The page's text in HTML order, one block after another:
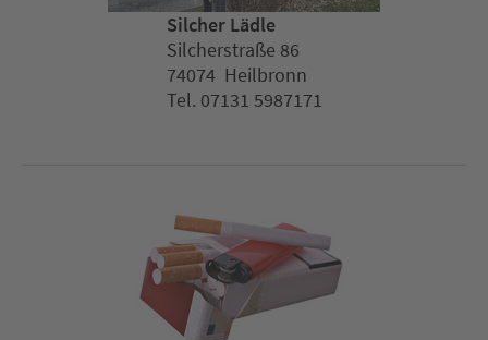
Silcher Lädle
Silcherstraße 86
74074 Heilbronn
Tel. 07131 5987171